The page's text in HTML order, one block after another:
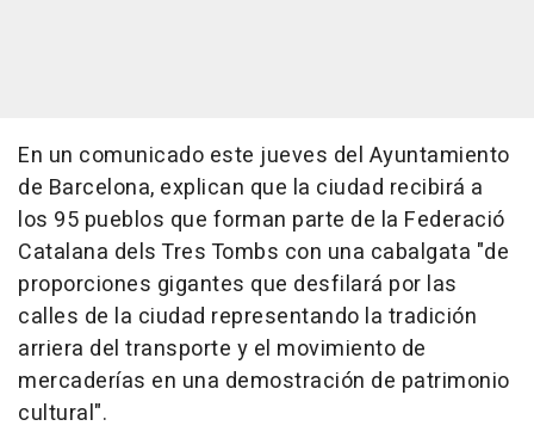
En un comunicado este jueves del Ayuntamiento
de Barcelona, explican que la ciudad recibirá a
los 95 pueblos que forman parte de la Federació
Catalana dels Tres Tombs con una cabalgata "de
proporciones gigantes que desfilará por las
calles de la ciudad representando la tradición
arriera del transporte y el movimiento de
mercaderías en una demostración de patrimonio
cultural".